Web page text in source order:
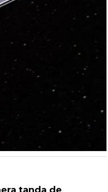
tanda de